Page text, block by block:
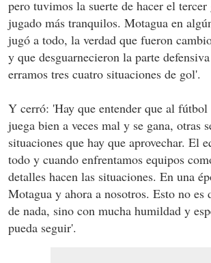
pero tuvimos la suerte de hacer el
jugado más tranquilos. Motagua en
jugó a todo, la verdad que fueron
y que desguarnecieron la parte
erramos tres cuatro situaciones de gol'.
Y cerró: 'Hay que entender que al fútbol
juega bien a veces mal y se gana, otras
situaciones que hay que aprovechar. El
todo y cuando enfrentamos equipos
detalles hacen las situaciones. En una
Motagua y ahora a nosotros. Esto no es
de nada, sino con mucha humildad y
pueda seguir'.